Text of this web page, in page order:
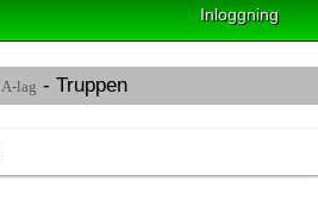
Inloggning
A-lag - Truppen